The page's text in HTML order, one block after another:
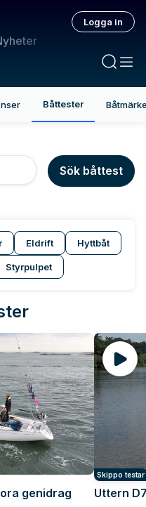
Logga in
Båttester
Sök båttest
Eldrift Hyttbåt
Styrpulpet
enkelt sätt
genidrag
Skippo testar
Uttern